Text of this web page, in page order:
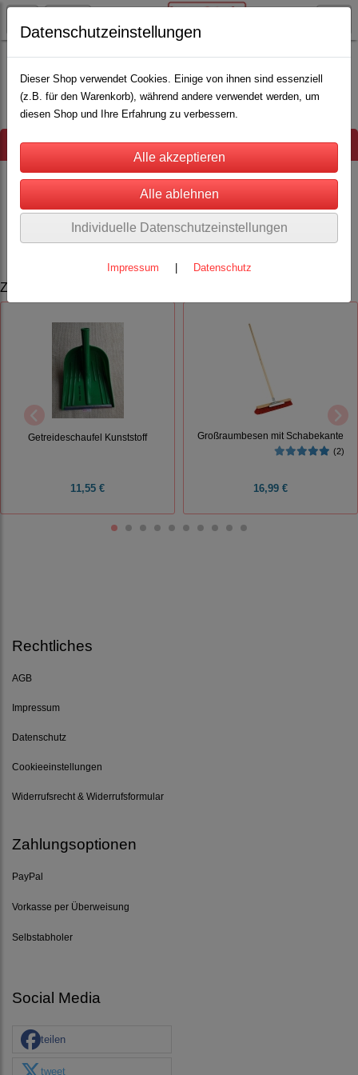
Weidezaun Schafnetze Schafnetze 90cm
Hinweis
Es wurden leider keine Produkte gefunden.
Zuletzt angesehen Artikel:
Getreideschaufel Kunststoff
11,55 €
Großraumbesen mit Schabekante
(2)
16,99 €
Rechtliches
AGB
Impressum
Datenschutz
Cookieeinstellungen
Widerrufsrecht & Widerrufsformular
Zahlungsoptionen
PayPal
Vorkasse per Überweisung
Selbstabholer
Social Media
teilen
tweet
Datenschutzeinstellungen
Dieser Shop verwendet Cookies. Einige von ihnen sind essenziell
(z.B. für den Warenkorb), während andere verwendet werden, um
diesen Shop und Ihre Erfahrung zu verbessern.
Individuelle Datenschutzeinstellungen
Impressum Datenschutz